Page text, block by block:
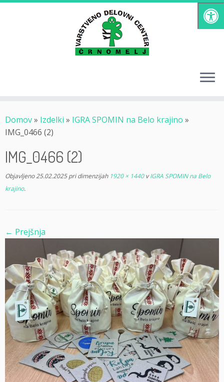
Skoči
Domov» Izdelki » IGRA SPOMIN na Belo krajino »
IMG_0466 (2)
IMG_0466 (2)
Objavljeno25.02.2025pri dimenzijah1920 × 1440vIGRA SPOMIN na Belo
krajino.
← Prejšnja